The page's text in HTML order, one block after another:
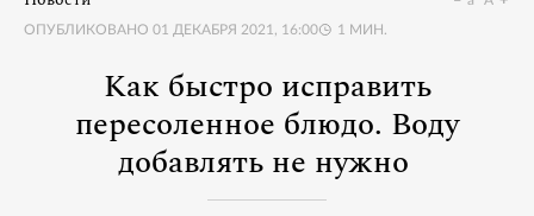
ОПУБЛИКОВАНО 01 ДЕКАБРЯ 2021, 16:00 1 МИН.
Как быстро исправить
пересоленное блюдо. Воду
добавлять не нужно